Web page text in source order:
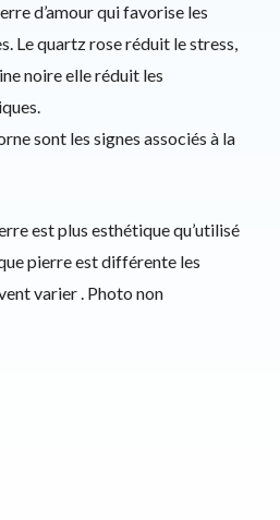
d’amour qui favorise les
Le quartz rose réduit le stress,
noire elle réduit les
sont les signes associés à la
est plus esthétique qu’utilisé
pierre est différente les
varier . Photo non